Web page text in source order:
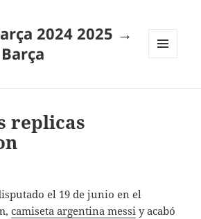
2024 2025 →
replicas
el 19 de junio en el
camiseta argentina messi y acabó